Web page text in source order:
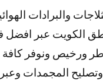
والبرادات
الكويت عبر
ونوفر كافة
المجمدات